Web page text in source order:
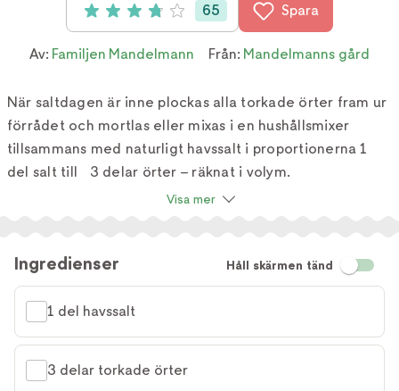
Betyg: 3.8 av 5 (65 röster)
65 Spara
Av: Familjen Mandelmann Från: Mandelmanns gård
När saltdagen är inne plockas alla torkade örter fram ur
förrådet och mortlas eller mixas i en hushållsmixer
tillsammans med naturligt havssalt i proportionerna 1
del salt till 3 delar örter – räknat i volym.
Visa mer
Ingredienser Håll skärmen tänd
1 del havssalt
3 delar torkade örter